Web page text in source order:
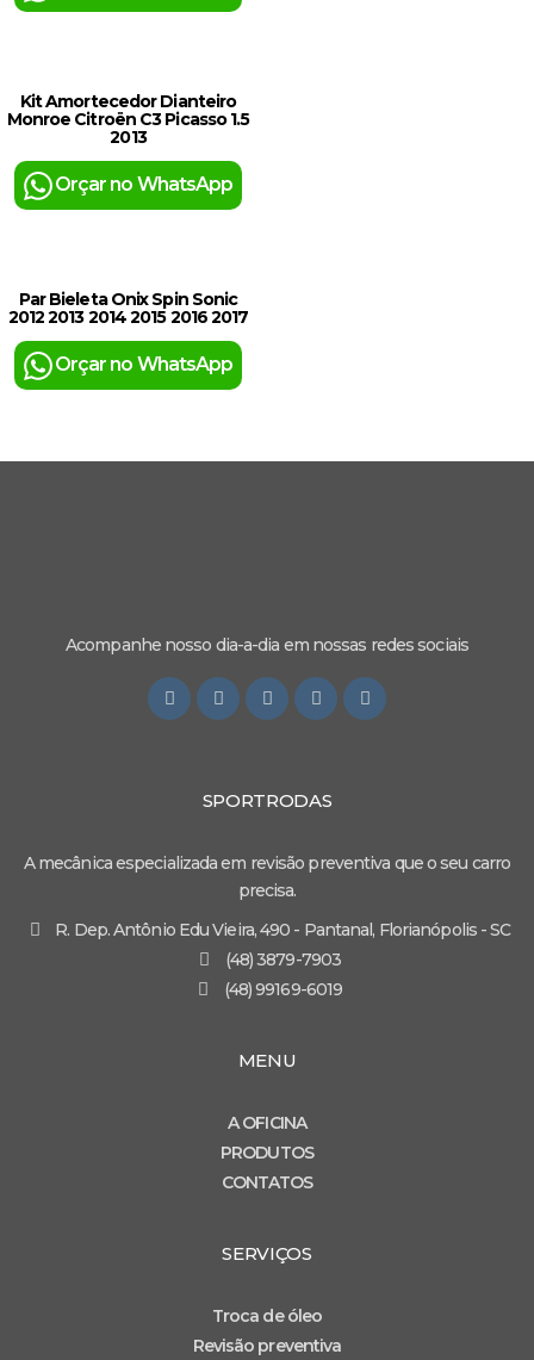
Kit Amortecedor Dianteiro
Monroe Citroën C3 Picasso 1.5
2013
Orçar no WhatsApp
Par Bieleta Onix Spin Sonic
2012 2013 2014 2015 2016 2017
Orçar no WhatsApp
Acompanhe nosso dia-a-dia em nossas redes sociais
SPORTRODAS
A mecânica especializada em revisão preventiva que o seu carro
precisa.
R. Dep. Antônio Edu Vieira, 490 - Pantanal, Florianópolis - SC
(48) 3879-7903
(48) 99169-6019
MENU
A OFICINA
PRODUTOS
CONTATOS
SERVIÇOS
Troca de óleo
Revisão preventiva